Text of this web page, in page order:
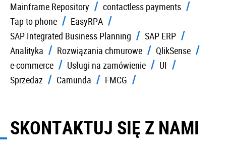
Mainframe Repository
contactless payments
Tap to phone
EasyRPA
SAP Integrated Business Planning
SAP ERP
Analityka
Rozwiązania chmurowe
QlikSense
e-commerce
Usługi na zamówienie
UI
Sprzedaż
Camunda FMCG
SKONTAKTUJ SIĘ Z NAMI